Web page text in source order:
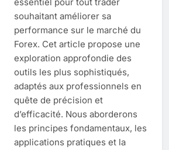
souhaitant améliorer sa
performance sur le marché du
Forex. Cet article propose une
exploration approfondie des
outils les plus sophistiqués,
adaptés aux professionnels en
quête de précision et
d’efficacité. Nous aborderons
les principes fondamentaux, les
applications pratiques et la